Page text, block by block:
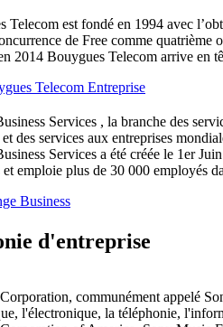
Telecom est fondé en 1994 avec
de Free comme
2014 Bouygues Telecom arrive en
Telecom Entreprise
Services , la branche des
des services aux entreprises
Services a été créée le 1er
et emploie plus de 30 000 employés
Business
d'entreprise
communément appelé
l'électronique, la téléphonie,